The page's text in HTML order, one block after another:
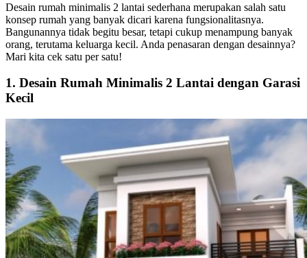
Desain rumah minimalis 2 lantai sederhana merupakan salah satu
konsep rumah yang banyak dicari karena fungsionalitasnya.
Bangunannya tidak begitu besar, tetapi cukup menampung banyak
orang, terutama keluarga kecil. Anda penasaran dengan desainnya?
Mari kita cek satu per satu!
​​1. Desain Rumah Minimalis 2 Lantai dengan Garasi
Kecil